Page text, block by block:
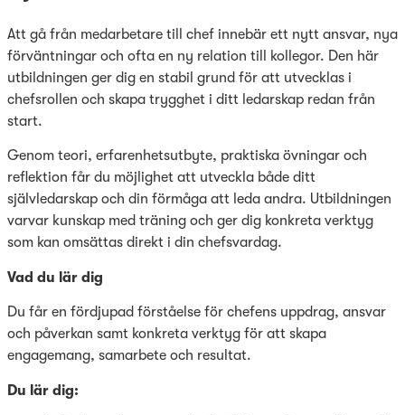
Att gå från medarbetare till chef innebär ett nytt ansvar, nya
förväntningar och ofta en ny relation till kollegor. Den här
utbildningen ger dig en stabil grund för att utvecklas i
chefsrollen och skapa trygghet i ditt ledarskap redan från
start.
Genom teori, erfarenhetsutbyte, praktiska övningar och
reflektion får du möjlighet att utveckla både ditt
självledarskap och din förmåga att leda andra. Utbildningen
varvar kunskap med träning och ger dig konkreta verktyg
som kan omsättas direkt i din chefsvardag.
Vad du lär dig
Du får en fördjupad förståelse för chefens uppdrag, ansvar
och påverkan samt konkreta verktyg för att skapa
engagemang, samarbete och resultat.
Du lär dig: